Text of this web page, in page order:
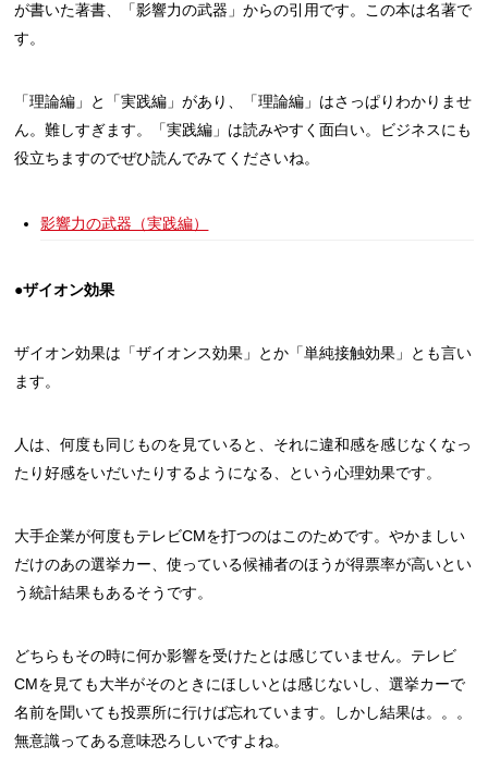
が書いた著書、「影響力の武器」からの引用です。この本は名著で
す。
「理論編」と「実践編」があり、「理論編」はさっぱりわかりませ
ん。難しすぎます。「実践編」は読みやすく面白い。ビジネスにも
役立ちますのでぜひ読んでみてくださいね。
影響力の武器（実践編）
●ザイオン効果
ザイオン効果は「ザイオンス効果」とか「単純接触効果」とも言い
ます。
人は、何度も同じものを見ていると、それに違和感を感じなくなっ
たり好感をいだいたりするようになる、という心理効果です。
大手企業が何度もテレビCMを打つのはこのためです。やかましい
だけのあの選挙カー、使っている候補者のほうが得票率が高いとい
う統計結果もあるそうです。
どちらもその時に何か影響を受けたとは感じていません。テレビ
CMを見ても大半がそのときにほしいとは感じないし、選挙カーで
名前を聞いても投票所に行けば忘れています。しかし結果は。。。
無意識ってある意味恐ろしいですよね。